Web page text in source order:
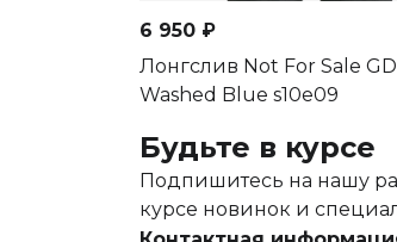
6 950 ₽
Лонгслив Not For Sale GD
Washed Blue s10e09
Будьте в курсе
Подпишитесь на нашу
курсе новинок и